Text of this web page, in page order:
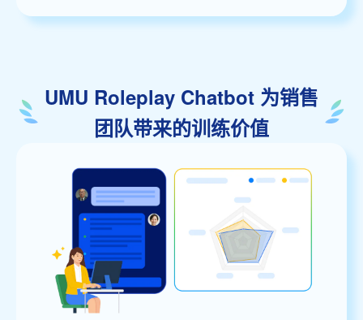
UMU Roleplay Chatbot 为销售
团队带来的训练价值